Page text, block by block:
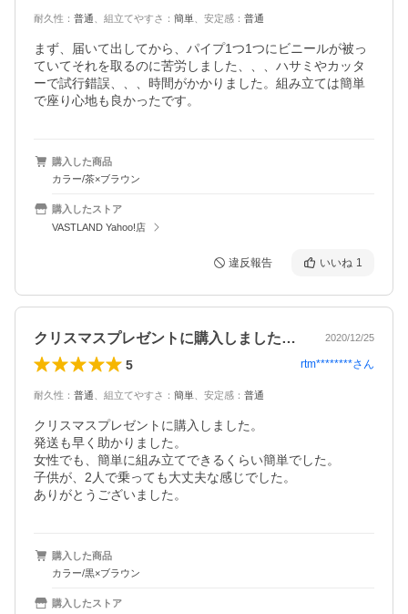
耐久性 ： 普通 組立てやすさ ： 簡単 安定感 ： 普通
まず、届いて出してから、パイプ1つ1つにビニールが被っ
ていてそれを取るのに苦労しました、、、ハサミやカッタ
ーで試行錯誤、、、時間がかかりました。組み立ては簡単
で座り心地も良かったです。
購入した商品
カラー/茶×ブラウン
購入したストア
VASTLAND Yahoo!店
違反報告 いいね 1
クリスマスプレゼントに購入しました。発… 2020/12/25
5 rtm********さん
耐久性 ： 普通 組立てやすさ ： 簡単 安定感 ： 普通
クリスマスプレゼントに購入しました。
発送も早く助かりました。
女性でも、簡単に組み立てできるくらい簡単でした。
子供が、2人で乗っても大丈夫な感じでした。
ありがとうございました。
購入した商品
カラー/黒×ブラウン
購入したストア